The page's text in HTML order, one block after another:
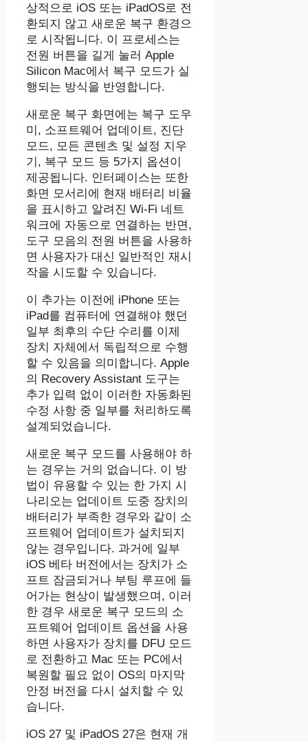
상적으로 iOS 또는 iPadOS로 전
환되지 않고 새로운 복구 환경으
로 시작됩니다. 이 프로세스는
전원 버튼을 길게 눌러 Apple
Silicon Mac에서 복구 모드가 실
행되는 방식을 반영합니다.
새로운 복구 화면에는 복구 도우
미, 소프트웨어 업데이트, 진단
모드, 모든 콘텐츠 및 설정 지우
기, 복구 모드 등 5가지 옵션이
제공됩니다. 인터페이스는 또한
화면 모서리에 현재 배터리 비율
을 표시하고 알려진 Wi-Fi 네트
워크에 자동으로 연결하는 반면,
도구 모음의 전원 버튼을 사용하
면 사용자가 대신 일반적인 재시
작을 시도할 수 있습니다.
이 추가는 이전에 iPhone 또는
iPad를 컴퓨터에 연결해야 했던
일부 최후의 수단 수리를 이제
장치 자체에서 독립적으로 수행
할 수 있음을 의미합니다. Apple
의 Recovery Assistant 도구는
추가 입력 없이 이러한 자동화된
수정 사항 중 일부를 처리하도록
설계되었습니다.
새로운 복구 모드를 사용해야 하
는 경우는 거의 없습니다. 이 방
법이 유용할 수 있는 한 가지 시
나리오는 업데이트 도중 장치의
배터리가 부족한 경우와 같이 소
프트웨어 업데이트가 설치되지
않는 경우입니다. 과거에 일부
iOS 베타 버전에서는 장치가 소
프트 잠금되거나 부팅 루프에 들
어가는 현상이 발생했으며, 이러
한 경우 새로운 복구 모드의 소
프트웨어 업데이트 옵션을 사용
하면 사용자가 장치를 DFU 모드
로 전환하고 Mac 또는 PC에서
복원할 필요 없이 OS의 마지막
안정 버전을 다시 설치할 수 있
습니다.
‌iOS 27‌ 및 iPadOS 27은 현재 개